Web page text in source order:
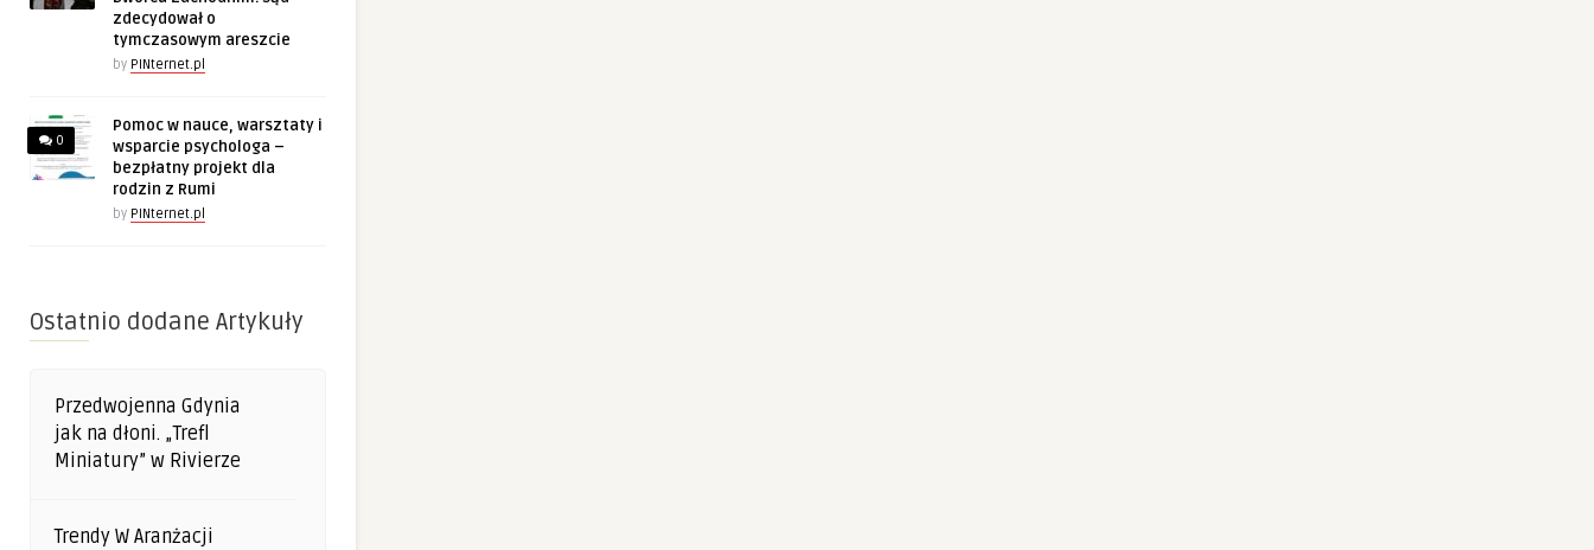
zdecydował o
tymczasowym areszcie
by PINternet.pl
0
Pomoc w nauce, warsztaty i
wsparcie psychologa –
bezpłatny projekt dla
rodzin z Rumi
by PINternet.pl
Ostatnio dodane Artykuły
Przedwojenna Gdynia
jak na dłoni. „Trefl
Miniatury” w Rivierze
Trendy W Aranżacji